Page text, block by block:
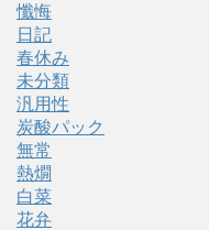
懺悔
日記
春休み
未分類
汎用性
炭酸パック
無常
熱燗
白菜
花弁